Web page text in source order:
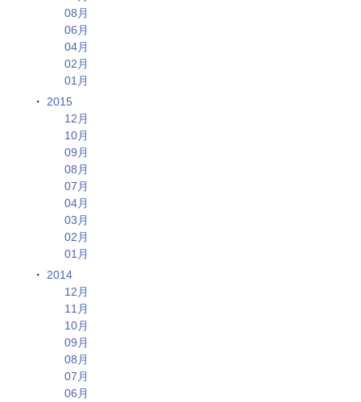
08月
06月
04月
02月
01月
2015
12月
10月
09月
08月
07月
04月
03月
02月
01月
2014
12月
11月
10月
09月
08月
07月
06月